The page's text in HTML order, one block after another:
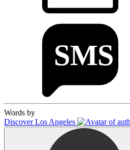
Words by
Discover Los Angeles